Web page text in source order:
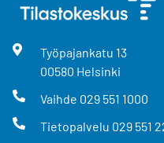
Työpajankatu 13
00580 Helsinki
Vaihde 029 551 1000
Tietopalvelu 029 551